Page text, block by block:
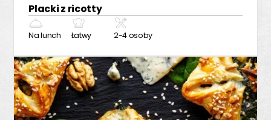
Placki z ricotty
Na lunch Łatwy 2-4 osoby